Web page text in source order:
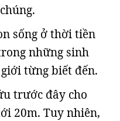
sống ở thời tiền
những sinh
từng biết đến.
trước đây cho
20m. Tuy nhiên,